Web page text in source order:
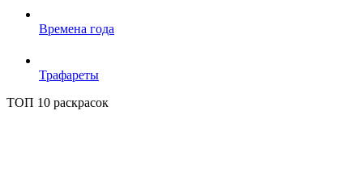
Времена года
Трафареты
ТОП 10 раскрасок